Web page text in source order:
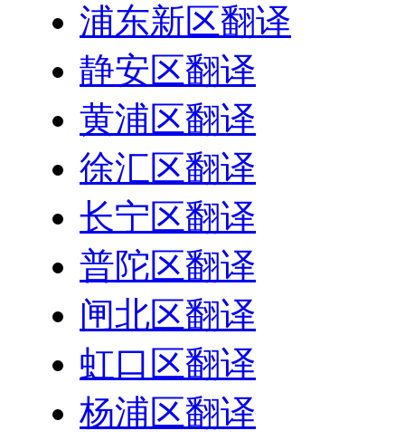
浦东新区翻译
静安区翻译
黄浦区翻译
徐汇区翻译
长宁区翻译
普陀区翻译
闸北区翻译
虹口区翻译
杨浦区翻译